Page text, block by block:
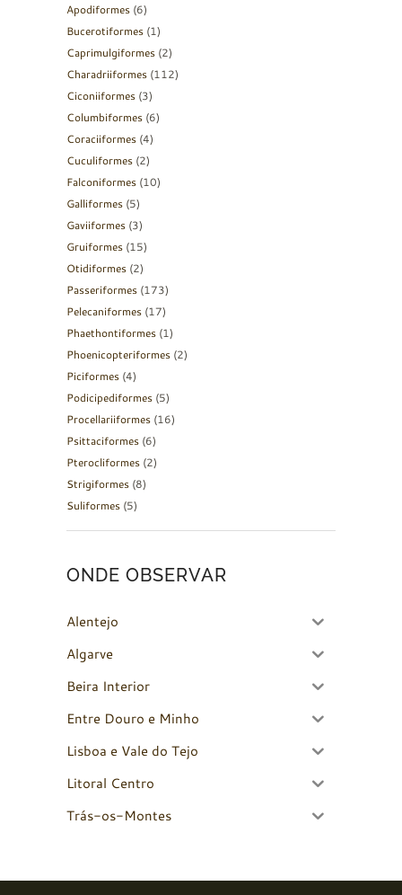
Apodiformes (6)
Bucerotiformes (1)
Caprimulgiformes (2)
Charadriiformes (112)
Ciconiiformes (3)
Columbiformes (6)
Coraciiformes (4)
Cuculiformes (2)
Falconiformes (10)
Galliformes (5)
Gaviiformes (3)
Gruiformes (15)
Otidiformes (2)
Passeriformes (173)
Pelecaniformes (17)
Phaethontiformes (1)
Phoenicopteriformes (2)
Piciformes (4)
Podicipediformes (5)
Procellariiformes (16)
Psittaciformes (6)
Pterocliformes (2)
Strigiformes (8)
Suliformes (5)
ONDE OBSERVAR
Alentejo
Algarve
Beira Interior
Entre Douro e Minho
Lisboa e Vale do Tejo
Litoral Centro
Trás-os-Montes